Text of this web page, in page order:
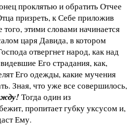
проклятью и обратить Отчее
призреть, к Себе приложив
этими словами начинается
царя Давида, в котором
отвергнет народ, как над
Его страдания, как,
Его одежды, какие мучения
Зная, что уже все совершилось,
Тогда один из
пропитает губку уксусом и,
Ему.